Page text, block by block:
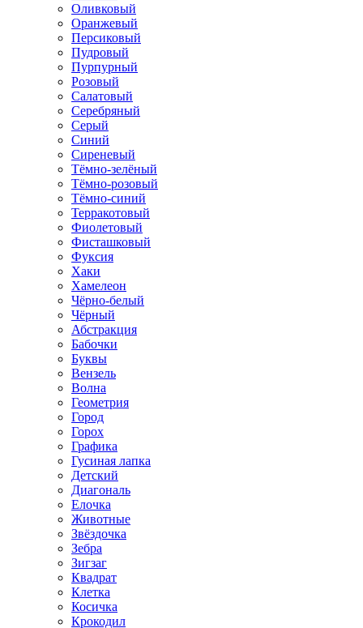
Оливковый
Оранжевый
Персиковый
Пудровый
Пурпурный
Розовый
Салатовый
Серебряный
Серый
Синий
Сиреневый
Тёмно-зелёный
Тёмно-розовый
Тёмно-синий
Терракотовый
Фиолетовый
Фисташковый
Фуксия
Хаки
Хамелеон
Чёрно-белый
Чёрный
Абстракция
Бабочки
Буквы
Вензель
Волна
Геометрия
Город
Горох
Графика
Гусиная лапка
Детский
Диагональ
Елочка
Животные
Звёздочка
Зебра
Зигзаг
Квадрат
Клетка
Косичка
Крокодил